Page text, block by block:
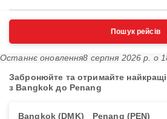
Пошук рейсів
Останнє оновлення8 серпня 2026 р. о
Забронюйте та отримайте найкращі
з Bangkok до Penang
Bangkok (DMK) Penang (PEN)